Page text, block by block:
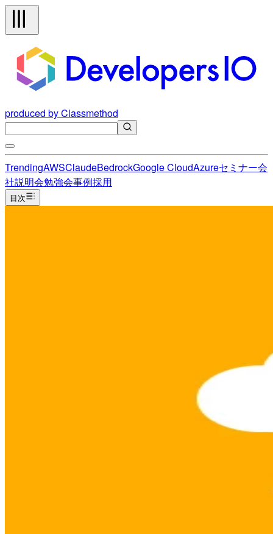
produced by Classmethod
TrendingAWSClaudeBedrockGoogle CloudAzureセミナー会
社説明会勉強会事例採用
目次